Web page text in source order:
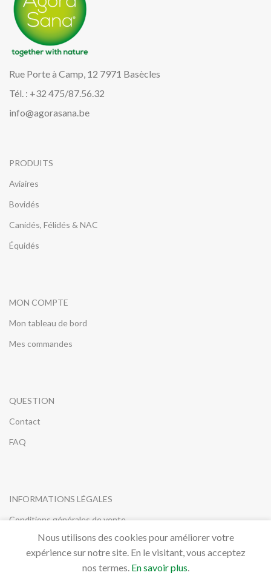
Rue Porte à Camp, 12 7971 Basècles
Tél. : +32 475/87.56.32
info@agorasana.be
PRODUITS
Aviaires
Bovidés
Canidés, Félidés & NAC
Équidés
MON COMPTE
Mon tableau de bord
Mes commandes
QUESTION
Contact
FAQ
INFORMATIONS LÉGALES
Conditions générales de vente
Mentions légales
Nous utilisons des cookies pour améliorer votre
expérience sur notre site. En le visitant, vous acceptez
nos termes. En savoir plus.